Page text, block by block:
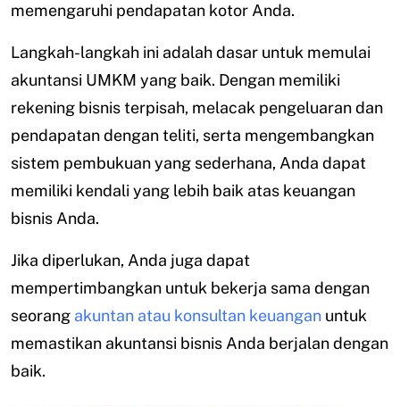
memengaruhi pendapatan kotor Anda.
Langkah-langkah ini adalah dasar untuk memulai
akuntansi UMKM yang baik. Dengan memiliki
rekening bisnis terpisah, melacak pengeluaran dan
pendapatan dengan teliti, serta mengembangkan
sistem pembukuan yang sederhana, Anda dapat
memiliki kendali yang lebih baik atas keuangan
bisnis Anda.
Jika diperlukan, Anda juga dapat
mempertimbangkan untuk bekerja sama dengan
seorang akuntan atau konsultan keuangan untuk
memastikan akuntansi bisnis Anda berjalan dengan
baik.